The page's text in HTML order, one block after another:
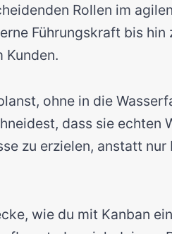
Rollen im
Führungskraft bis hin
Kunden.
ohne in die
dass sie echten
zu erzielen, anstatt
wie du mit Kanban